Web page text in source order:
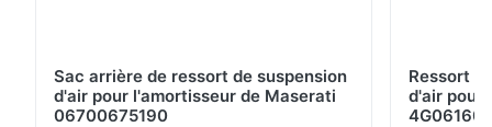
Sac arrière de ressort de suspension
d'air pour l'amortisseur de Maserati
06700675190
Ressort
d'air pour